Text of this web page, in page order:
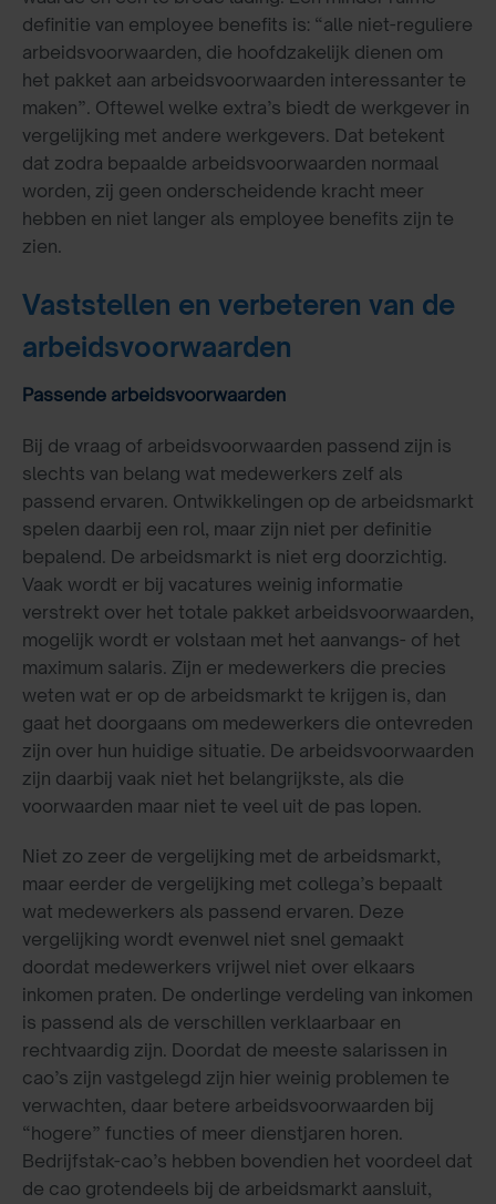
definitie van employee benefits is: “alle niet-reguliere
arbeidsvoorwaarden, die hoofdzakelijk dienen om
het pakket aan arbeidsvoorwaarden interessanter te
maken”. Oftewel welke extra’s biedt de werkgever in
vergelijking met andere werkgevers. Dat betekent
dat zodra bepaalde arbeidsvoorwaarden normaal
worden, zij geen onderscheidende kracht meer
hebben en niet langer als employee benefits zijn te
zien.
Vaststellen en verbeteren van de
arbeidsvoorwaarden
Passende arbeidsvoorwaarden
Bij de vraag of arbeidsvoorwaarden passend zijn is
slechts van belang wat medewerkers zelf als
passend ervaren. Ontwikkelingen op de arbeidsmarkt
spelen daarbij een rol, maar zijn niet per definitie
bepalend. De arbeidsmarkt is niet erg doorzichtig.
Vaak wordt er bij vacatures weinig informatie
verstrekt over het totale pakket arbeidsvoorwaarden,
mogelijk wordt er volstaan met het aanvangs- of het
maximum salaris. Zijn er medewerkers die precies
weten wat er op de arbeidsmarkt te krijgen is, dan
gaat het doorgaans om medewerkers die ontevreden
zijn over hun huidige situatie. De arbeidsvoorwaarden
zijn daarbij vaak niet het belangrijkste, als die
voorwaarden maar niet te veel uit de pas lopen.
Niet zo zeer de vergelijking met de arbeidsmarkt,
maar eerder de vergelijking met collega’s bepaalt
wat medewerkers als passend ervaren. Deze
vergelijking wordt evenwel niet snel gemaakt
doordat medewerkers vrijwel niet over elkaars
inkomen praten. De onderlinge verdeling van inkomen
is passend als de verschillen verklaarbaar en
rechtvaardig zijn. Doordat de meeste salarissen in
cao’s zijn vastgelegd zijn hier weinig problemen te
verwachten, daar betere arbeidsvoorwaarden bij
“hogere” functies of meer dienstjaren horen.
Bedrijfstak-cao’s hebben bovendien het voordeel dat
de cao grotendeels bij de arbeidsmarkt aansluit,